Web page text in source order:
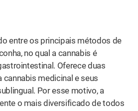
do CBD (eles estão até lançando
CBD), esse mercado parece
o tempo.
comestíveis ricos em THC,
cuidado. Não se esqueça que